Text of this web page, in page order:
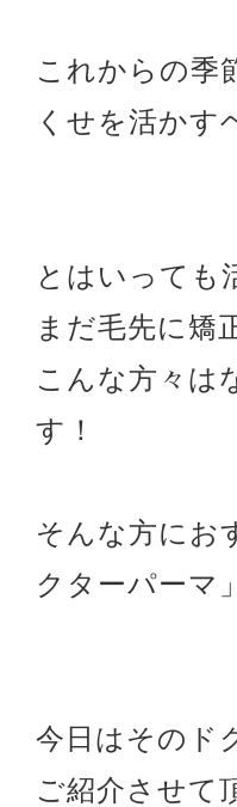
これからの季
くせを活かす
とはいっても
まだ毛先に矯
こんな方々は
す！
そんな方にお
クターパーマ
今日はそのド
ご紹介させて